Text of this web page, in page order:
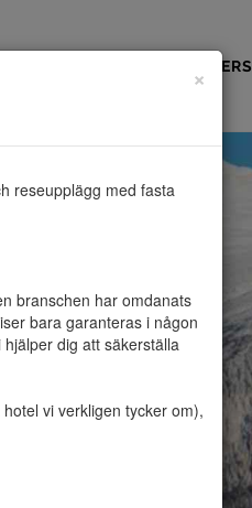
PARTNERS
×
reseupplägg med fasta
branschen har omdanats
bara garanteras i någon
dig att säkerställa
vi verkligen tycker om),